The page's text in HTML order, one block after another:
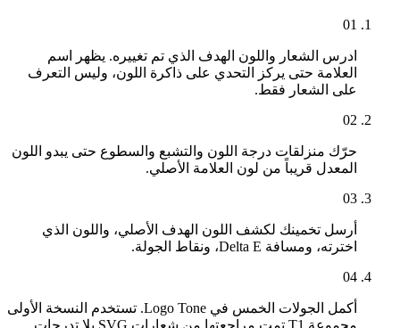
01
ادرس الشعار واللون الهدف الذي تم تغييره. يظهر اسم
العلامة حتى يركز التحدي على ذاكرة اللون، وليس التعرف
على الشعار فقط.
02
حرّك منزلقات درجة اللون والتشبع والسطوع حتى يبدو اللون
المعدل قريباً من لون العلامة الأصلي.
03
أرسل تخمينك لكشف اللون الهدف الأصلي، واللون الذي
اخترته، ومسافة Delta E، ونقاط الجولة.
04
أكمل الجولات الخمس في Logo Tone. تستخدم النسخة الأولى
مجموعة T1 تمت مراجعتها من شعارات SVG بلا تدرجات